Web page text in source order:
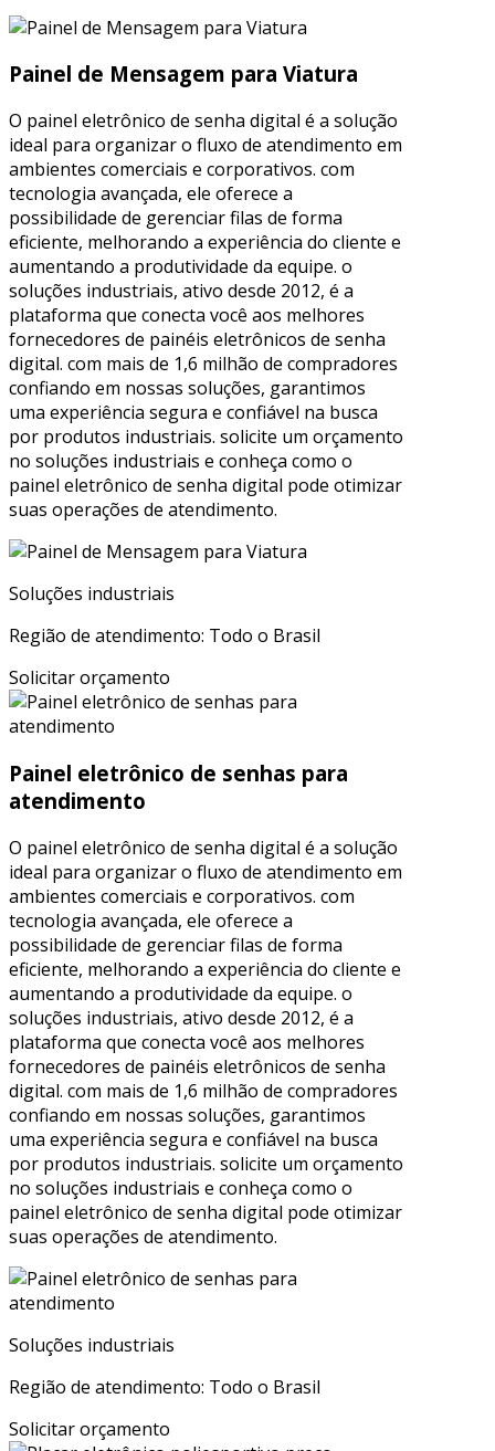
Painel de Mensagem para Viatura
O painel eletrônico de senha digital é a solução
ideal para organizar o fluxo de atendimento em
ambientes comerciais e corporativos. com
tecnologia avançada, ele oferece a
possibilidade de gerenciar filas de forma
eficiente, melhorando a experiência do cliente e
aumentando a produtividade da equipe. o
soluções industriais, ativo desde 2012, é a
plataforma que conecta você aos melhores
fornecedores de painéis eletrônicos de senha
digital. com mais de 1,6 milhão de compradores
confiando em nossas soluções, garantimos
uma experiência segura e confiável na busca
por produtos industriais. solicite um orçamento
no soluções industriais e conheça como o
painel eletrônico de senha digital pode otimizar
suas operações de atendimento.
Soluções industriais
Região de atendimento: Todo o Brasil
Solicitar orçamento
Painel eletrônico de senhas para
atendimento
O painel eletrônico de senha digital é a solução
ideal para organizar o fluxo de atendimento em
ambientes comerciais e corporativos. com
tecnologia avançada, ele oferece a
possibilidade de gerenciar filas de forma
eficiente, melhorando a experiência do cliente e
aumentando a produtividade da equipe. o
soluções industriais, ativo desde 2012, é a
plataforma que conecta você aos melhores
fornecedores de painéis eletrônicos de senha
digital. com mais de 1,6 milhão de compradores
confiando em nossas soluções, garantimos
uma experiência segura e confiável na busca
por produtos industriais. solicite um orçamento
no soluções industriais e conheça como o
painel eletrônico de senha digital pode otimizar
suas operações de atendimento.
Soluções industriais
Região de atendimento: Todo o Brasil
Solicitar orçamento